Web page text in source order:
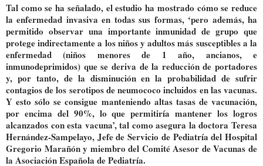
Tal como se ha señalado, el estudio ha mostrado cómo se reduce
la enfermedad invasiva en todas sus formas, ‘pero además, ha
permitido observar una importante inmunidad de grupo que
protege indirectamente a los niños y adultos más susceptibles a la
enfermedad (niños menores de 1 año, ancianos, e
inmunodeprimidos) que se deriva de la reducción de portadores
y, por tanto, de la disminución en la probabilidad de sufrir
contagios de los serotipos de neumococo incluidos en las vacunas.
Y esto sólo se consigue manteniendo altas tasas de vacunación,
por encima del 90%, lo que permitiría mantener los logros
alcanzados con esta vacuna’, tal como asegura la doctora Teresa
Hernández-Sampelayo, Jefe de Servicio de Pediatría del Hospital
Gregorio Marañón y miembro del Comité Asesor de Vacunas de
la Asociación Española de Pediatría.